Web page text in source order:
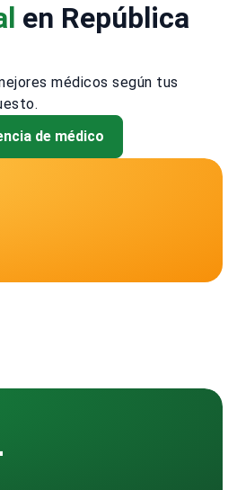
en República
médicos según tus
de médico